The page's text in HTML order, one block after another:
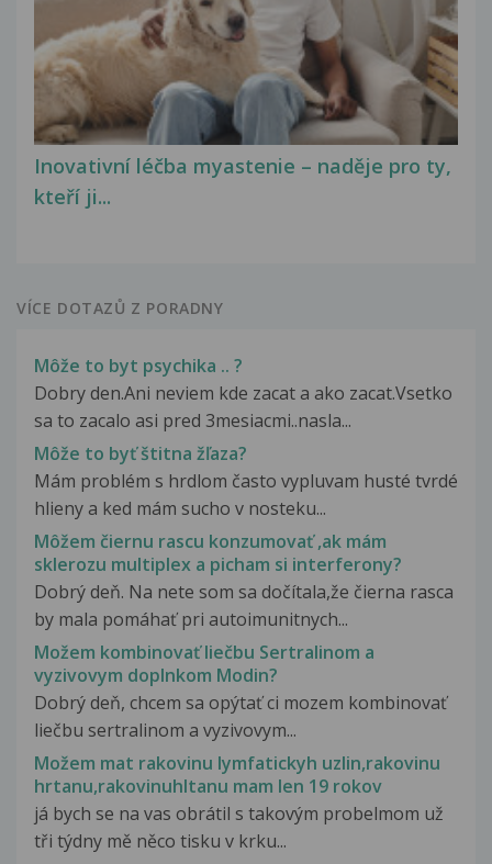
Inovativní léčba myastenie – naděje pro ty,
kteří ji...
VÍCE DOTAZŮ Z PORADNY
Môže to byt psychika .. ?
Dobry den.Ani neviem kde zacat a ako zacat.Vsetko
sa to zacalo asi pred 3mesiacmi..nasla...
Môže to byť štitna žľaza?
Mám problém s hrdlom často vypluvam husté tvrdé
hlieny a ked mám sucho v nosteku...
Môžem čiernu rascu konzumovať ,ak mám
sklerozu multiplex a picham si interferony?
Dobrý deň. Na nete som sa dočítala,že čierna rasca
by mala pomáhať pri autoimunitnych...
Možem kombinovať liečbu Sertralinom a
vyzivovym doplnkom Modin?
Dobrý deň, chcem sa opýtať ci mozem kombinovať
liečbu sertralinom a vyzivovym...
Možem mat rakovinu lymfatickyh uzlin,rakovinu
hrtanu,rakovinuhltanu mam len 19 rokov
já bych se na vas obrátil s takovým probelmom už
tři týdny mě něco tisku v krku...